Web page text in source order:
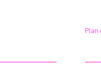
Plan